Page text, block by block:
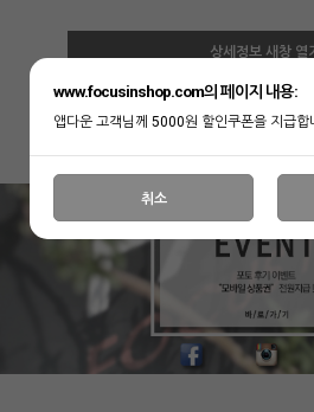
상세정보 새창 열
상세 정보를 확대해
www.focusinshop.com의 페이지 내용:
앱다운 고객님께 5000원 할인쿠폰을 지급합
취소